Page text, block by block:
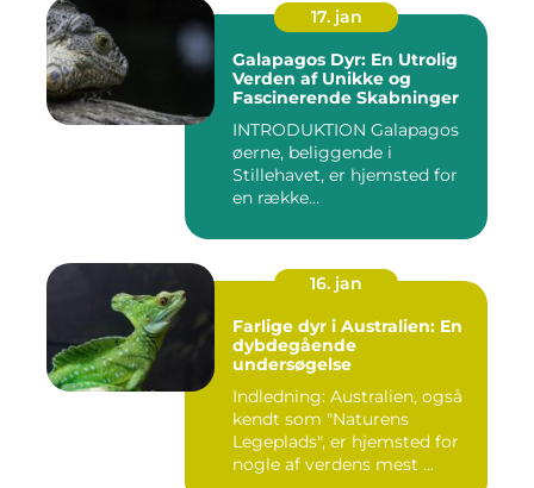
17. jan
Galapagos Dyr: En Utrolig
Verden af Unikke og
Fascinerende Skabninger
INTRODUKTION Galapagos
øerne, beliggende i
Stillehavet, er hjemsted for
en række
16. jan
Farlige dyr i Australien: En
dybdegående
undersøgelse
Indledning: Australien, også
kendt som "Naturens
Legeplads", er hjemsted for
nogle af verdens mest ...